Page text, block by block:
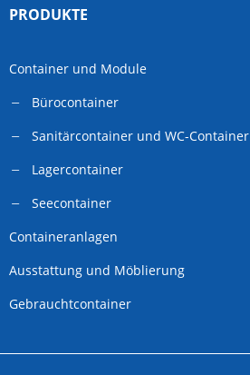
PRODUKTE
Container und Module
Bürocontainer
Sanitärcontainer und WC-Container
Lagercontainer
Seecontainer
Containeranlagen
Ausstattung und Möblierung
Gebrauchtcontainer